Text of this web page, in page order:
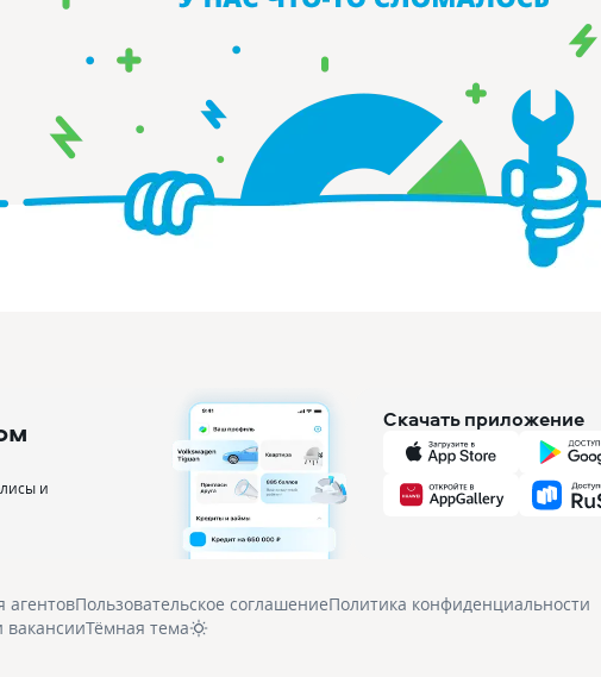
и
Скачать приложение
агентовПользовательское соглашениеПолитика конфиденциальности
Тёмная тема